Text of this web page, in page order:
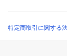
【素材】裏地な
特定商取引に関する